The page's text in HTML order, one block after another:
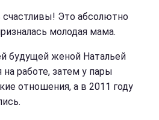
Это абсолютно
молодая мама.
будущей женой Натальей
работе, затем у пары
отношения, а в 2011 году